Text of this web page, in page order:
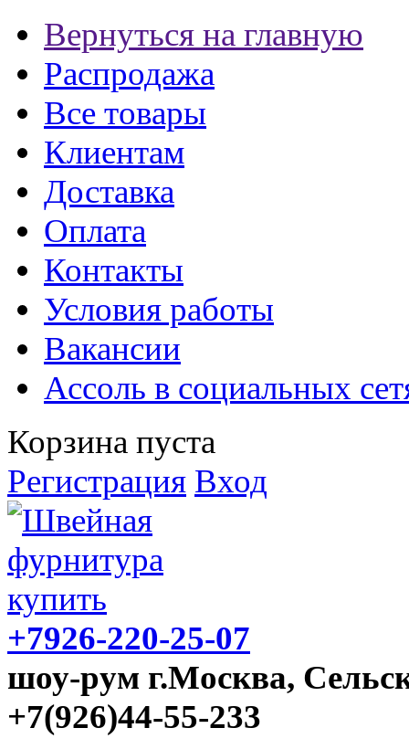
Вернуться на главную
Распродажа
Все товары
Клиентам
Доставка
Оплата
Контакты
Условия работы
Вакансии
Ассоль в социальных
Корзина пуста
Регистрация Вход
+7926-220-25-07
шоу-рум г.Москва,
+7(926)44-55-233